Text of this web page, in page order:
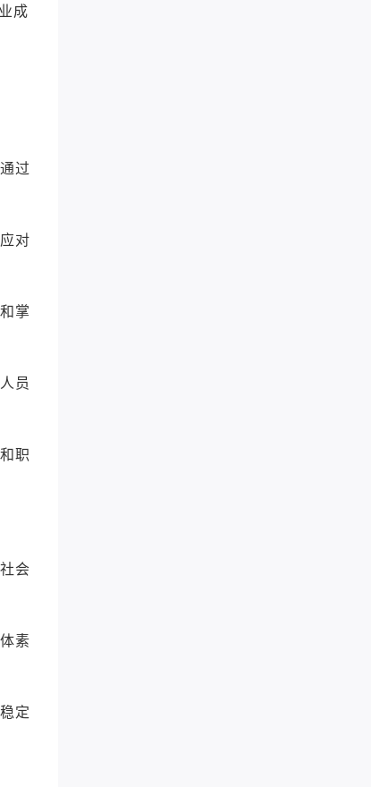
成
过
对
掌
员
职
会
素
定